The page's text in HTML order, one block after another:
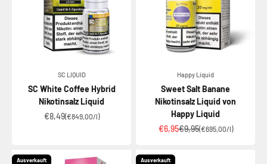
SC LIQUID
SC White Coffee Hybrid
Nikotinsalz Liquid
Angebot
€8,49(€849,00/l)
Happy Liquid
Sweet Salt Banane
Nikotinsalz Liquid von
Happy Liquid
Angebot
€6,95Regulärer Preis
€9,95(€695,00/l)
Ausverkauft Ausverkauft